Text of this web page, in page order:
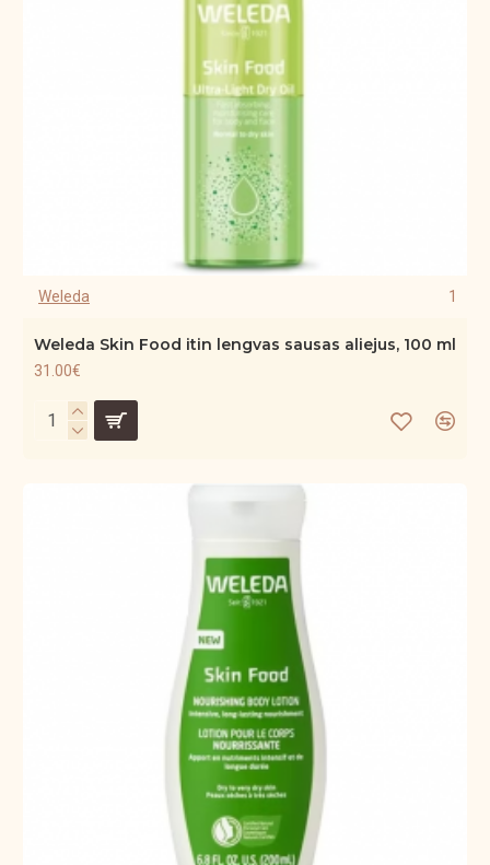
Weleda 1
Weleda Skin Food itin lengvas sausas aliejus, 100 ml
31.00€